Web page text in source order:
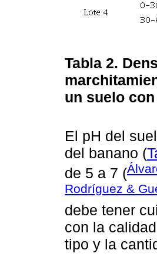
Tabla 2.
un suelo
El pH del
del banano (
de 5 a 7 (
Rodríguez &
debe tener
con la
tipo y la